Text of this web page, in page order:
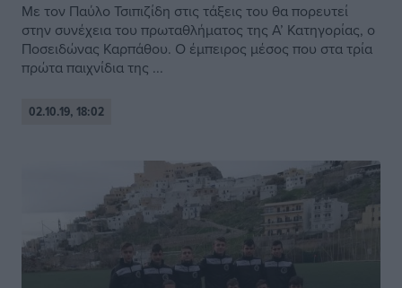
Με τον Παύλο Τσιπιζίδη στις τάξεις του θα πορευτεί
στην συνέχεια του πρωταθλήματος της Α’ Κατηγορίας, ο
Ποσειδώνας Καρπάθου. Ο έμπειρος μέσος που στα τρία
πρώτα παιχνίδια της ...
02.10.19, 18:02